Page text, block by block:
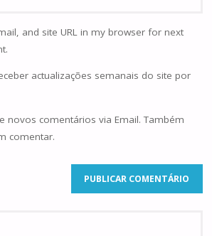
and site URL in my browser for next
actualizações semanais do site por
novos comentários via Email. Também
comentar.